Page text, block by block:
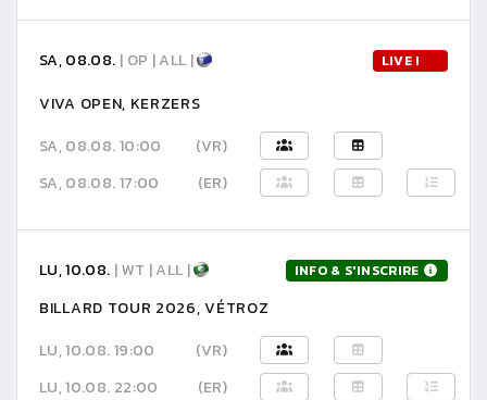
SA, 08.08. | OP | ALL | LIVE !
VIVA OPEN, KERZERS
SA, 08.08. 10:00
(VR)
SA, 08.08. 17:00
(ER)
LU, 10.08. | WT | ALL | INFO & S'INSCRIRE
BILLARD TOUR 2026, VÉTROZ
LU, 10.08. 19:00
(VR)
LU, 10.08. 22:00
(ER)